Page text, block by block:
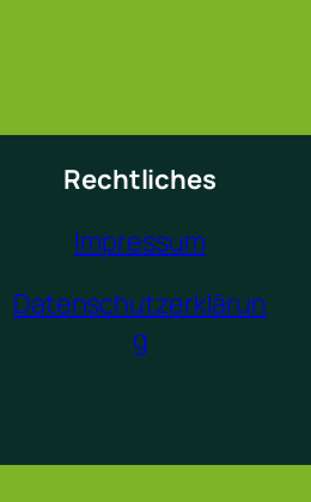
Rechtliches
Impressum
Datenschutzerklärun
g